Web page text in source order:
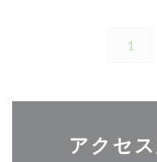
1
アクセ